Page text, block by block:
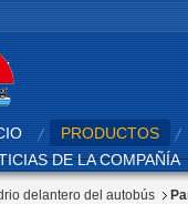
PRODUCTOS
DE LA COMPAÑÍA
delantero del autobús